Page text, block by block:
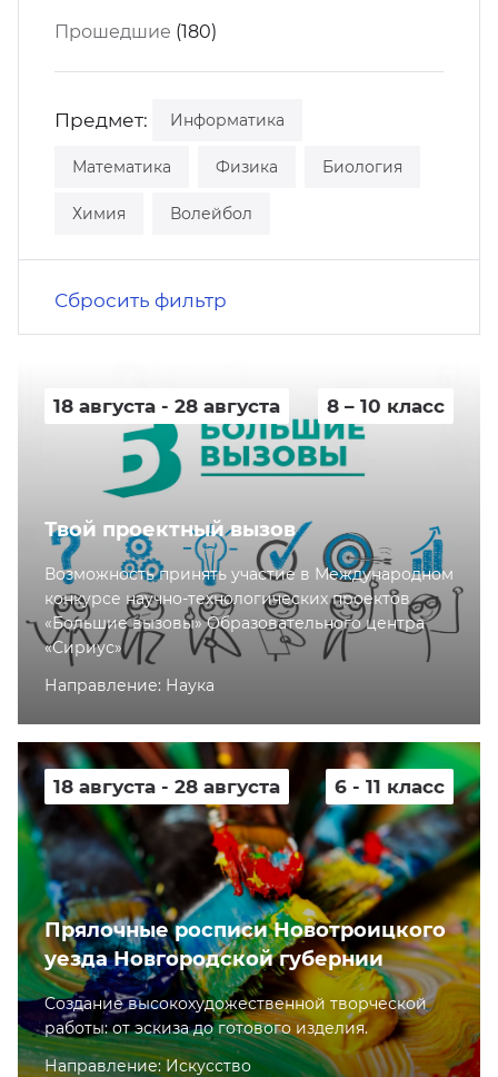
Прошедшие (180)
Предмет: Информатика
Математика Физика Биология
Химия Волейбол
Сбросить фильтр
18 августа - 28 августа 8 – 10 класс
Твой проектный вызов
Возможность принять участие в Международном
конкурсе научно-технологических проектов
«Большие вызовы» Образовательного центра
«Сириус»
Направление: Наука
18 августа - 28 августа 6 - 11 класс
Прялочные росписи Новотроицкого
уезда Новгородской губернии
Cоздание высокохудожественной творческой
работы: от эскиза до готового изделия.
Направление: Искусство